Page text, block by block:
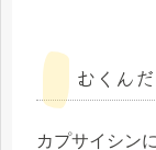
むくん
カプサイシン